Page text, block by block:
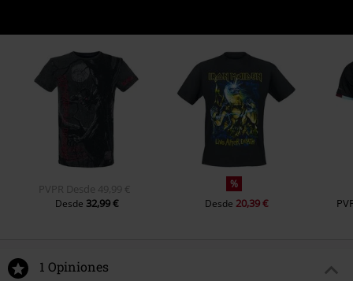
PVPR Desde 49,99 €
Desde 32,99 €
%
Desde 20,39 €
1 Opiniones